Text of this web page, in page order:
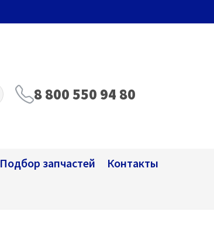
8 800 550 94 80
Подбор запчастей
Контакты